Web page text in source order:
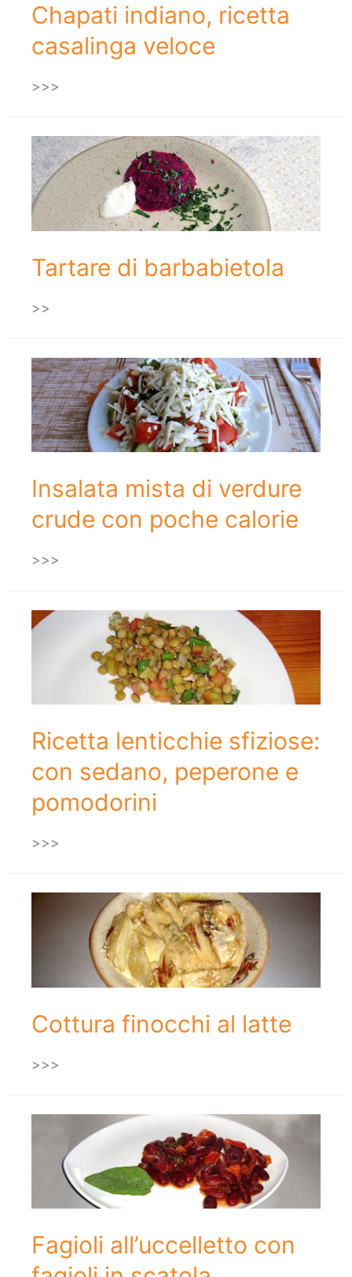
Chapati indiano, ricetta
casalinga veloce
>>>
Tartare di barbabietola
>>
Insalata mista di verdure
crude con poche calorie
>>>
Ricetta lenticchie sfiziose:
con sedano, peperone e
pomodorini
>>>
Cottura finocchi al latte
>>>
Fagioli all’uccelletto con